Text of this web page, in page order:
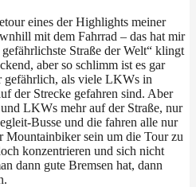
eines der Highlights meiner
mit dem Fahrrad – das hat mir
Straße der Welt“ klingt
aber so schlimm ist es gar
gefährlich, als viele LKWs in
der Strecke gefahren sind. Aber
LKWs mehr auf der Straße, nur
Busse und die fahren alle nur
Mountainbiker sein um die Tour zu
konzentrieren und sich nicht
dann gute Bremsen hat, dann